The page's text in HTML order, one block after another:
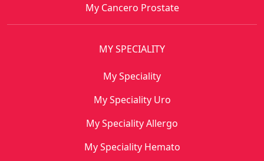
My Cancero Prostate
MY SPECIALITY
My Speciality
My Speciality Uro
My Speciality Allergo
My Speciality Hemato